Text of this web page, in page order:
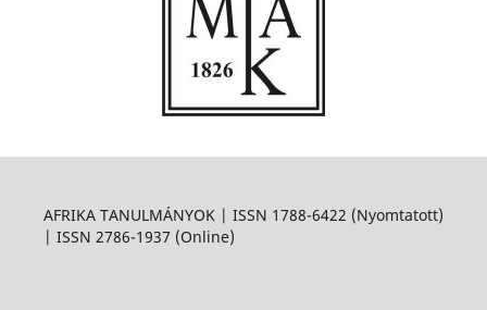
AFRIKA TANULMÁNYOK | ISSN 1788-6422 (Nyomtatott)
| ISSN 2786-1937 (Online)